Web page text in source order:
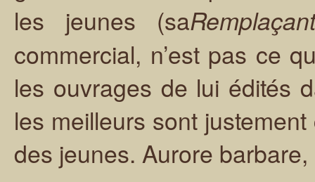
les jeunes (sa
commercial, n’est pas ce
les ouvrages de lui édités
les meilleurs sont
des jeunes. Aurore